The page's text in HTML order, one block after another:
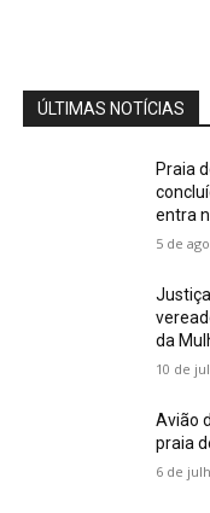
masculino
Martins
físico
a
04:04
04:15
ÚLTIMAS NOTÍCIAS
Praia
entra
5 de
da
10 de
Avião
praia
6 de